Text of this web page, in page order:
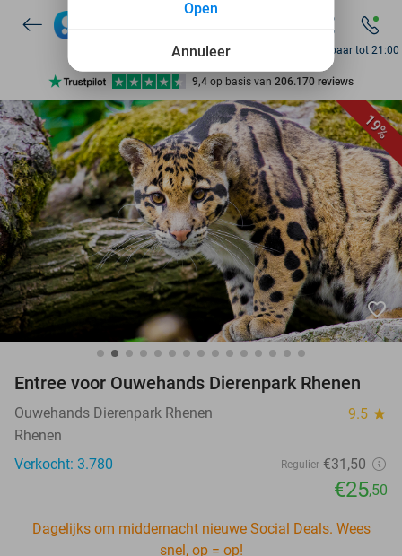
7 dagen per week beschikbaar
10+ miljoen leden
9,4 op basis van 206.170 reviews
Ontdek 15.000+ deals
7 dagen per week beschikbaar
10+ miljoen leden
Bereikbaar tot 21:00
19%
favorite_border
Entree voor Ouwehands Dierenpark Rhenen
Ouwehands Dierenpark Rhenen 9.5 star
Rhenen
Verkocht: 3.780
Regulier €31,50
€25,50
Dagelijks om middernacht nieuwe Social Deals. Wees
snel, op = op!
Annuleer
Open